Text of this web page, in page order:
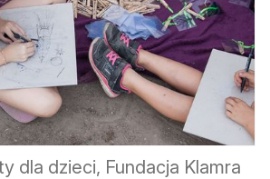
dla dzieci, Fundacja Klamra